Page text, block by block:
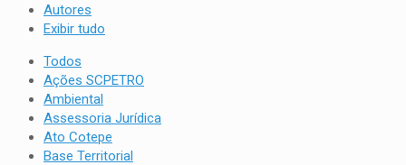
Autores
Exibir tudo
Todos
Ações SCPETRO
Ambiental
Assessoria Jurídica
Ato Cotepe
Base Territorial